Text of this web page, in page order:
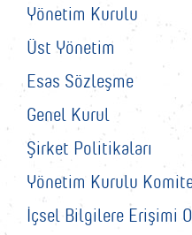
Yönetim Kurulu
Üst Yönetim
Esas Sözleşme
Genel Kurul
Şirket Politikaları
Yönetim Kurulu
İçsel Bilgilere Erişimi